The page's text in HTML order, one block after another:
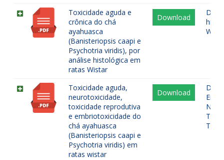
Toxicidade aguda e
crônica do chá
ayahuasca
(Banisteriopsis caapi e
Psychotria viridis), por
análise histológica em
ratas Wistar
Download
Toxicidade aguda,
neurotoxicidade,
toxicidade reprodutiva
e embriotoxicidade do
chá ayahuasca
(Banisteriopsis caapi e
Psychotria viridis) em
ratas wistar
Download